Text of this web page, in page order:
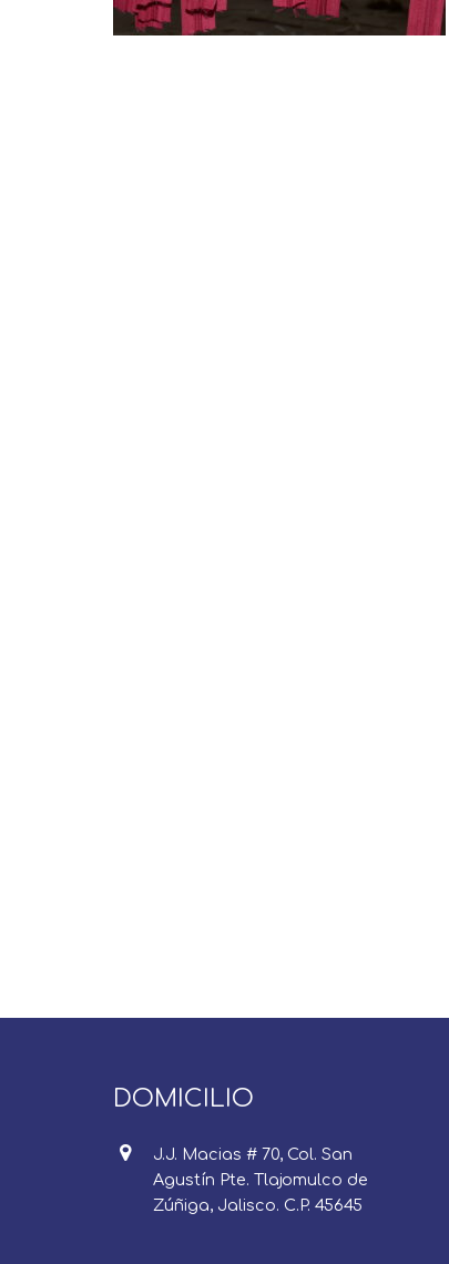
DOMICILIO
J.J. Macias # 70, Col. San
Agustín Pte. Tlajomulco de
Zúñiga, Jalisco. C.P. 45645